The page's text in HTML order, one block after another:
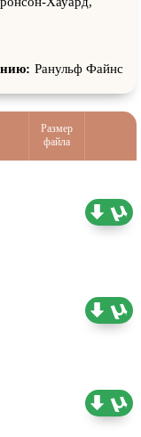
Маркус
Ранульф Файнс
Размер
файла